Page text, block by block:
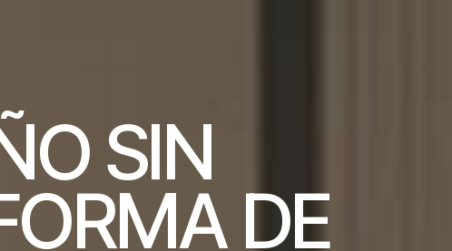
OSIN
ORMA DE